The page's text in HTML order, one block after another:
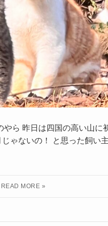
ら 昨日は四国の高い山に
ゃないの！ と思った飼い